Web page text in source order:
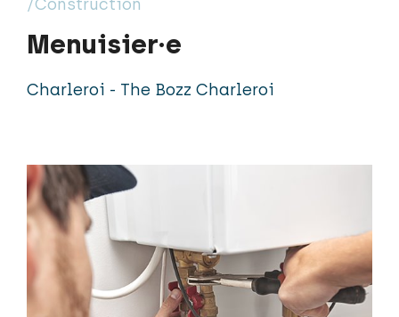
/Construction
Menuisier·e
Charleroi - The Bozz Charleroi